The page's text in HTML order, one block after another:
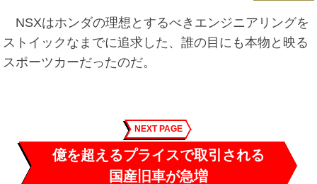
NSXはホンダの理想とするべきエンジニアリングを
ストイックなまでに追求した、誰の目にも本物と映る
スポーツカーだったのだ。
NEXT PAGE
億を超えるプライスで取引される
国産旧車が急増